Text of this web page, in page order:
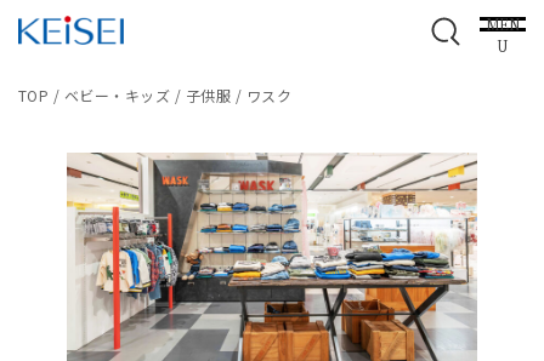
MEN
U
TOP / ベビー・キッズ / 子供服 / ワスク